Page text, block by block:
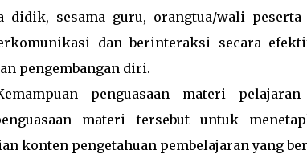
didik, sesama guru, orangtua/wali
dan berinteraksi secara
pengembangan diri.
penguasaan materi
materi tersebut untuk
konten pengetahuan pembelajaran yang